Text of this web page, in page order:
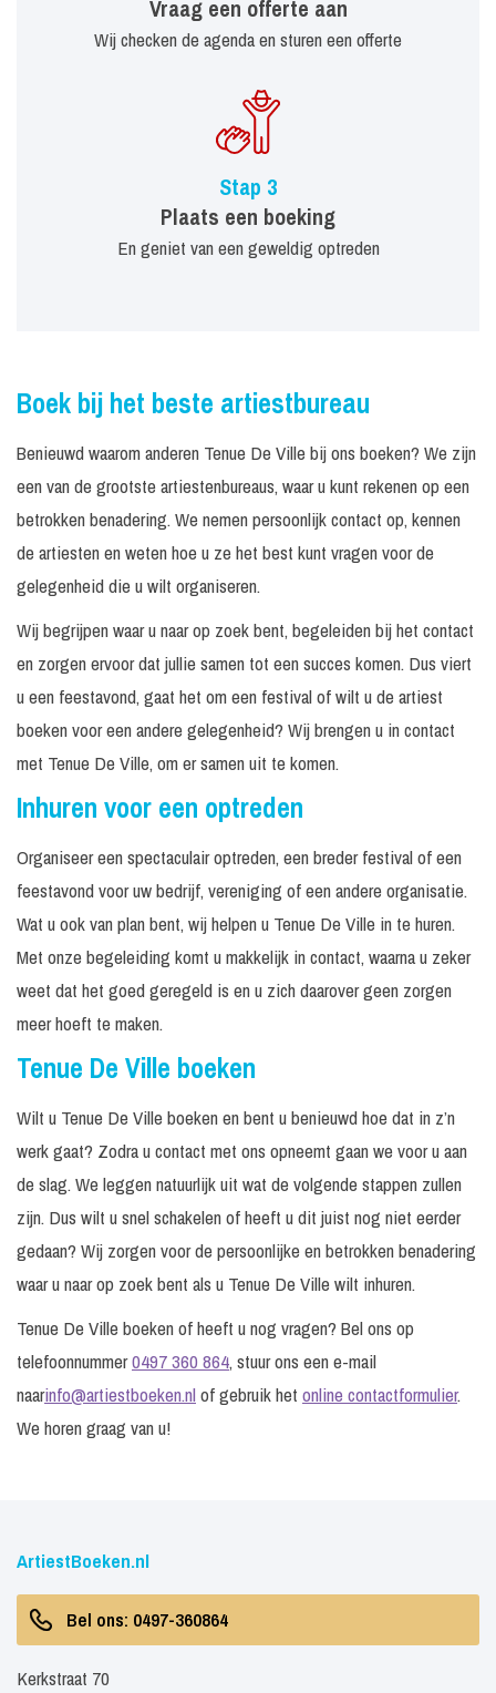
Vraag een offerte aan
Wij checken de agenda en sturen een offerte
Stap 3
Plaats een boeking
En geniet van een geweldig optreden
Boek bij het beste artiestbureau
Benieuwd waarom anderen Tenue De Ville bij ons boeken? We zijn
een van de grootste artiestenbureaus, waar u kunt rekenen op een
betrokken benadering. We nemen persoonlijk contact op, kennen
de artiesten en weten hoe u ze het best kunt vragen voor de
gelegenheid die u wilt organiseren.
Wij begrijpen waar u naar op zoek bent, begeleiden bij het contact
en zorgen ervoor dat jullie samen tot een succes komen. Dus viert
u een feestavond, gaat het om een festival of wilt u de artiest
boeken voor een andere gelegenheid? Wij brengen u in contact
met Tenue De Ville, om er samen uit te komen.
Inhuren voor een optreden
Organiseer een spectaculair optreden, een breder festival of een
feestavond voor uw bedrijf, vereniging of een andere organisatie.
Wat u ook van plan bent, wij helpen u Tenue De Ville in te huren.
Met onze begeleiding komt u makkelijk in contact, waarna u zeker
weet dat het goed geregeld is en u zich daarover geen zorgen
meer hoeft te maken.
Tenue De Ville boeken
Wilt u Tenue De Ville boeken en bent u benieuwd hoe dat in z’n
werk gaat? Zodra u contact met ons opneemt gaan we voor u aan
de slag. We leggen natuurlijk uit wat de volgende stappen zullen
zijn. Dus wilt u snel schakelen of heeft u dit juist nog niet eerder
gedaan? Wij zorgen voor de persoonlijke en betrokken benadering
waar u naar op zoek bent als u Tenue De Ville wilt inhuren.
Tenue De Ville boeken of heeft u nog vragen? Bel ons op
telefoonnummer0497 360 864, stuur ons een e-mail
naarinfo@artiestboeken.nlof gebruik het online contactformulier.
We horen graag van u!
ArtiestBoeken.nl
Bel ons: 0497-360864
Kerkstraat 70